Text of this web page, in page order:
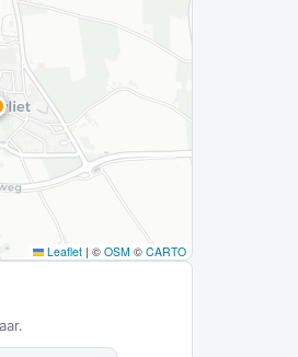
Leaflet | © OSM © CARTO